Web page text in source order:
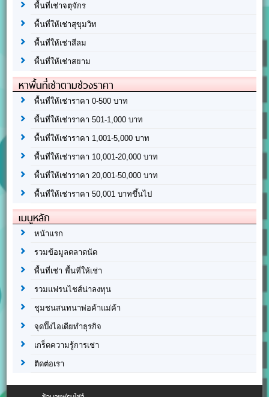
พื้นที่เช่าจตุจักร
พื้นที่ให้เช่าสุขุมวิท
พื้นที่ให้เช่าสีลม
พื้นที่ให้เช่าสยาม
หาพื้นที่เช่าตามช่วงราคา
พื้นที่ให้เช่าราคา 0-500 บาท
พื้นที่ให้เช่าราคา 501-1,000 บาท
พื้นที่ให้เช่าราคา 1,001-5,000 บาท
พื้นที่ให้เช่าราคา 10,001-20,000 บาท
พื้นที่ให้เช่าราคา 20,001-50,000 บาท
พื้นที่ให้เช่าราคา 50,001 บาทขึ้นไป
เมนูหลัก
หน้าแรก
รวมข้อมูลตลาดนัด
พื้นที่เช่า พื้นที่ให้เช่า
รวมแฟรนไชส์น่าลงทุน
ชุมชนสนทนาพ่อค้าแม่ค้า
จุดปิ๊งไอเดียทำธุรกิจ
เกร็ดความรู้การเช่า
ติดต่อเรา